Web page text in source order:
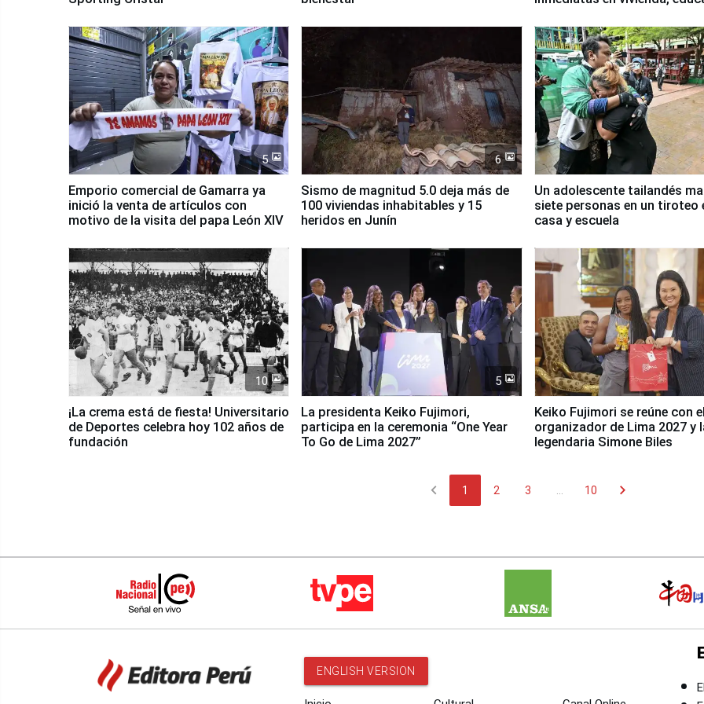
5
Emporio comercial de Gamarra ya
inició la venta de artículos con
motivo de la visita del papa León XIV
6
Sismo de magnitud 5.0 deja más de
100 viviendas inhabitables y 15
heridos en Junín
Un adolescente tailandés
siete personas en un tiroteo
casa y escuela
10
¡La crema está de fiesta! Universitario
de Deportes celebra hoy 102 años de
fundación
5
La presidenta Keiko Fujimori,
participa en la ceremonia “One Year
To Go de Lima 2027”
Keiko Fujimori se reúne con
organizador de Lima 2027 y
legendaria Simone Biles
chevron_left 1 2 3 10 chevron_right
ENGLISH VERSION